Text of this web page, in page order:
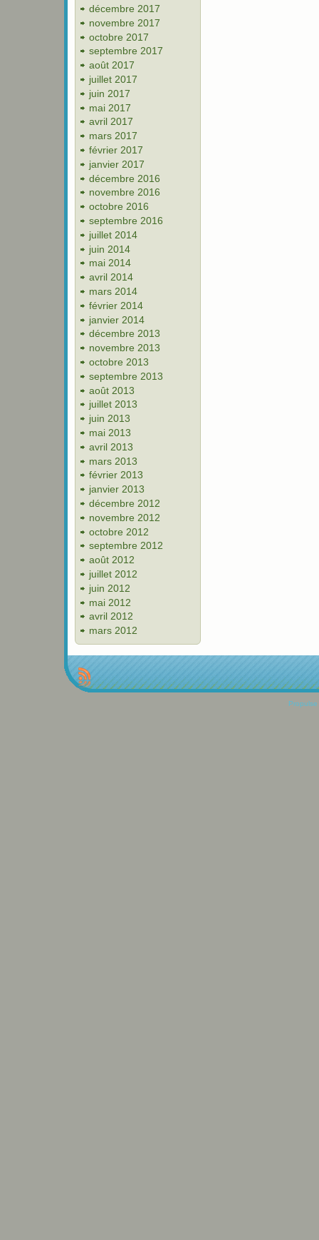
décembre 2017
novembre 2017
octobre 2017
septembre 2017
août 2017
juillet 2017
juin 2017
mai 2017
avril 2017
mars 2017
février 2017
janvier 2017
décembre 2016
novembre 2016
octobre 2016
septembre 2016
juillet 2014
juin 2014
mai 2014
avril 2014
mars 2014
février 2014
janvier 2014
décembre 2013
novembre 2013
octobre 2013
septembre 2013
août 2013
juillet 2013
juin 2013
mai 2013
avril 2013
mars 2013
février 2013
janvier 2013
décembre 2012
novembre 2012
octobre 2012
septembre 2012
août 2012
juillet 2012
juin 2012
mai 2012
avril 2012
mars 2012